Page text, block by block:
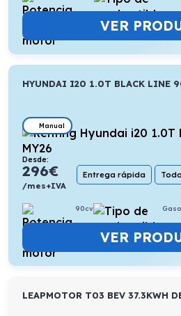
VER
HYUNDAI I20 1.0T BLACK LINE
Manual
Desde:
296€
/mes+IVA
Entrega rápida
90cv
VER
LEAPMOTOR T03 BEV 37.3KWH